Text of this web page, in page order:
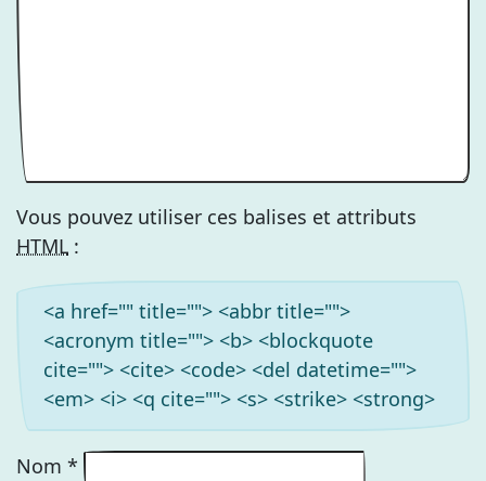
Vous pouvez utiliser ces balises et attributs
HTML :
<a href="" title=""> <abbr title="">
<acronym title=""> <b> <blockquote
cite=""> <cite> <code> <del datetime="">
<em> <i> <q cite=""> <s> <strike> <strong>
Nom *